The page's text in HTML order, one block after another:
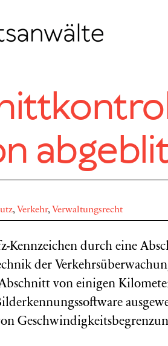
, Verkehr, Verwaltungsrecht
Kennzeichen durch eine
der
von einigen